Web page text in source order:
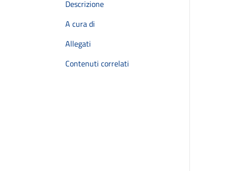
Descrizione
A cura di
Allegati
Contenuti correlati